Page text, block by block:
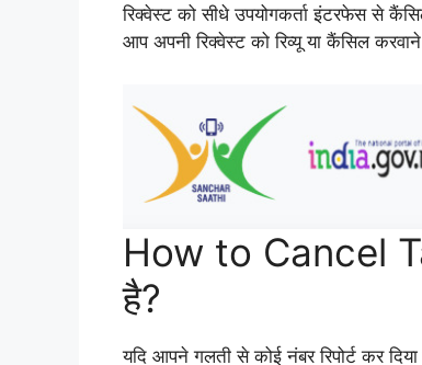
रिक्वेस्ट को सीधे उपयोगकर्ता इंटरफेस से
आप अपनी रिक्वेस्ट को रिव्यू या कैंसिल
How to Cancel
है?
यदि आपने गलती से कोई नंबर रिपोर्ट कर